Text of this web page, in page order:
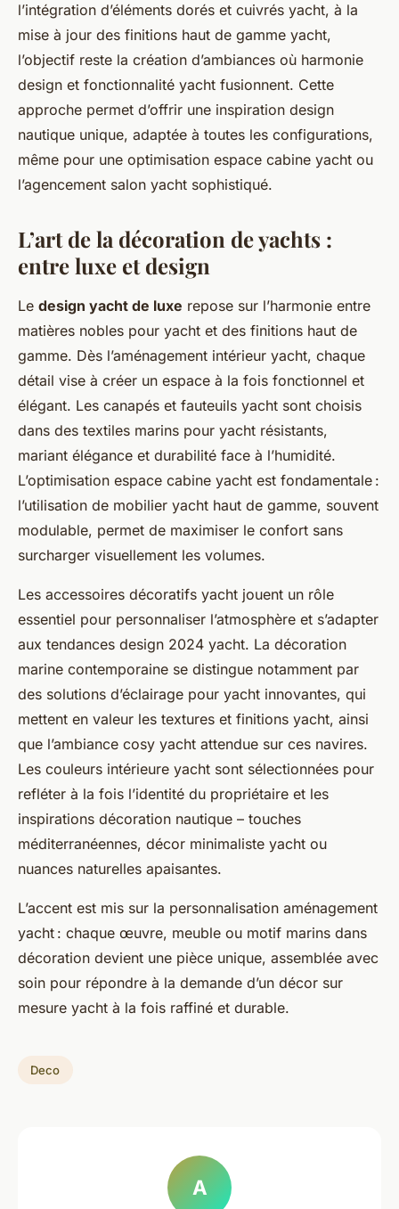
l’intégration d’éléments dorés et cuivrés yacht, à la
mise à jour des finitions haut de gamme yacht,
l’objectif reste la création d’ambiances où harmonie
design et fonctionnalité yacht fusionnent. Cette
approche permet d’offrir une inspiration design
nautique unique, adaptée à toutes les configurations,
même pour une optimisation espace cabine yacht ou
l’agencement salon yacht sophistiqué.
L’art de la décoration de yachts :
entre luxe et design
Le design yacht de luxe repose sur l’harmonie entre
matières nobles pour yacht et des finitions haut de
gamme. Dès l’aménagement intérieur yacht, chaque
détail vise à créer un espace à la fois fonctionnel et
élégant. Les canapés et fauteuils yacht sont choisis
dans des textiles marins pour yacht résistants,
mariant élégance et durabilité face à l’humidité.
L’optimisation espace cabine yacht est fondamentale :
l’utilisation de mobilier yacht haut de gamme, souvent
modulable, permet de maximiser le confort sans
surcharger visuellement les volumes.
Les accessoires décoratifs yacht jouent un rôle
essentiel pour personnaliser l’atmosphère et s’adapter
aux tendances design 2024 yacht. La décoration
marine contemporaine se distingue notamment par
des solutions d’éclairage pour yacht innovantes, qui
mettent en valeur les textures et finitions yacht, ainsi
que l’ambiance cosy yacht attendue sur ces navires.
Les couleurs intérieure yacht sont sélectionnées pour
refléter à la fois l’identité du propriétaire et les
inspirations décoration nautique – touches
méditerranéennes, décor minimaliste yacht ou
nuances naturelles apaisantes.
L’accent est mis sur la personnalisation aménagement
yacht : chaque œuvre, meuble ou motif marins dans
décoration devient une pièce unique, assemblée avec
soin pour répondre à la demande d’un décor sur
mesure yacht à la fois raffiné et durable.
Deco
A